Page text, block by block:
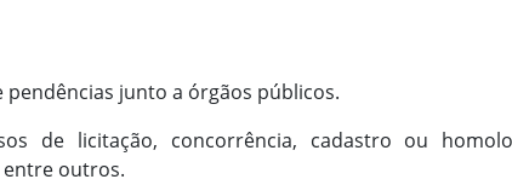
pendências junto a órgãos públicos.
de licitação, concorrência, cadastro ou
outros.